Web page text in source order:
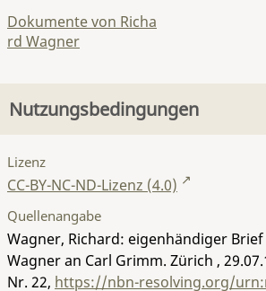
Dokumente von Richa
rd Wagner
Nutzungsbedingungen
Lizenz
CC-BY-NC-ND-Lizenz (4.0)
Quellenangabe
Wagner, Richard: eigenhändiger
Wagner an Carl Grimm. Zürich ,
Nr. 22, https://nbn-resolving.org/